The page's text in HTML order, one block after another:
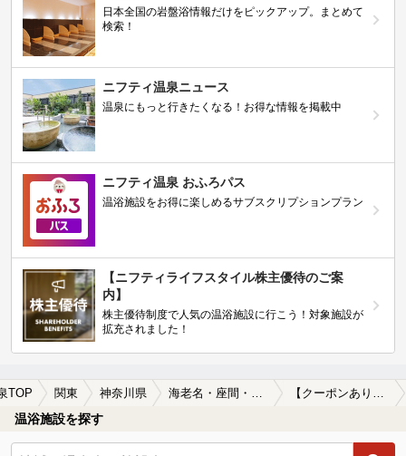
日本全国の岩盤浴情報だけをピックアップ。まとめて
検索！
ニフティ温泉ニュース
温泉にもっと行きたくなる！お得な情報を掲載中
ニフティ温泉 おふろパス
温浴施設をお得に楽しめるサブスクリプションプラン
【ニフティライフスタイル株主優待のご案
内】
株主優待制度で人気の温浴施設に行こう！対象施設が
拡充されました！
TOP 関東 神奈川県
温浴施設を探す